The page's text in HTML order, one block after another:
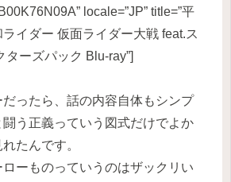
locale=”JP” title=”平
イダー 仮面ライダー大戦 feat.ス
ターズパック Blu-ray”]
ったら、話の内容自体もシンプ
う正義っていう図式だけでよか
たんです。
ーものっていうのはザックリい